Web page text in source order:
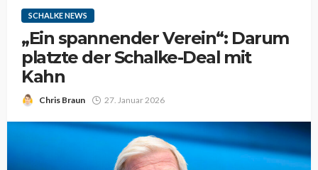
SCHALKE NEWS
„Ein spannender Verein“: Darum
platzte der Schalke-Deal mit
Kahn
Chris Braun 27. Januar 2026